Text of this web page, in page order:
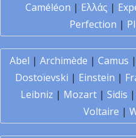
Caméléon | Ελλάς |
Perfection | PI
Abel | Archimède | Camus |
Dostoïevski | Einstein |
Leibniz | Mozart | Sidis |
Voltaire |